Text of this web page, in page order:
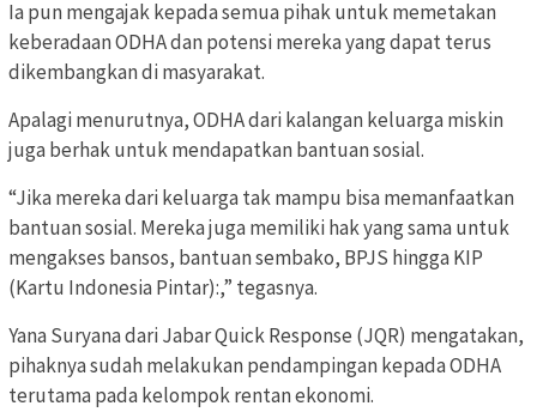
Ia pun mengajak kepada semua pihak untuk memetakan
keberadaan ODHA dan potensi mereka yang dapat terus
dikembangkan di masyarakat.
Apalagi menurutnya, ODHA dari kalangan keluarga miskin
juga berhak untuk mendapatkan bantuan sosial.
“Jika mereka dari keluarga tak mampu bisa memanfaatkan
bantuan sosial. Mereka juga memiliki hak yang sama untuk
mengakses bansos, bantuan sembako, BPJS hingga KIP
(Kartu Indonesia Pintar):,” tegasnya.
Yana Suryana dari Jabar Quick Response (JQR) mengatakan,
pihaknya sudah melakukan pendampingan kepada ODHA
terutama pada kelompok rentan ekonomi.